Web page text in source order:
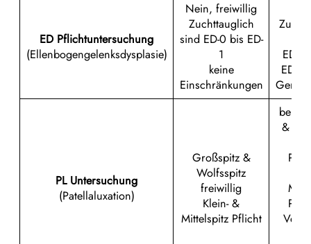
ED Pflichtuntersuchung
(Ellenbogengelenksdysplasie)
Nein, freiwillig
Zuchttauglich
sind ED-0 bis ED-
1
keine
Einschränkungen
ED-1
ED-0
PL Untersuchung
(Patellaluxation)
Großspitz &
Wolfsspitz
freiwillig
Klein- &
Mittelspitz Pflicht
bei
&